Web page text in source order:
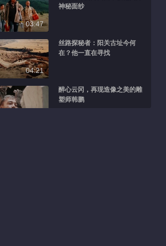
03:47
神秘面纱
04:21
丝路探秘者：阳关古址今何
在？他一直在寻找
醉心云冈，再现造像之美的雕
塑师韩鹏